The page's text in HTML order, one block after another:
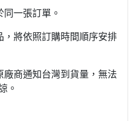
一張訂單。
將依照訂購時間順序安排
商通知台灣到貨量，無法
。